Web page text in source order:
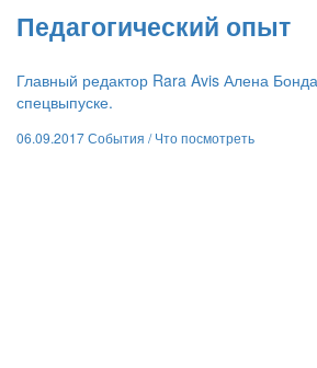
​Педагогический опыт
Главный редактор Rara Avis Алена
спецвыпуске.
06.09.2017События /Что посмотреть